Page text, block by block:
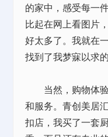
的家中，感受每一
比起在网上看图片
好太多了。我就在
找到了我梦寐以求
当然，购物体验
和服务。青创美居
扣店，我买了一套